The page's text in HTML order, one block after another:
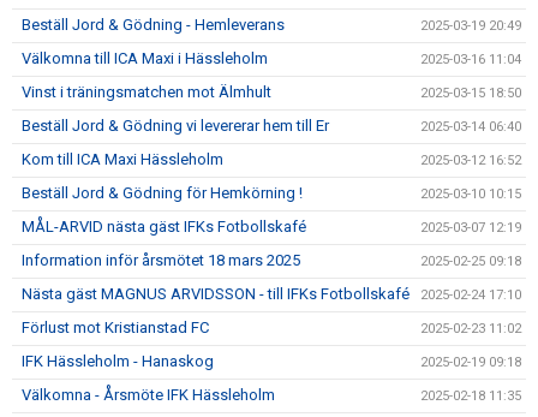
Beställ Jord & Gödning - Hemleverans 2025-03-19 20:49
Välkomna till ICA Maxi i Hässleholm 2025-03-16 11:04
Vinst i träningsmatchen mot Älmhult 2025-03-15 18:50
Beställ Jord & Gödning vi levererar hem till Er 2025-03-14 06:40
Kom till ICA Maxi Hässleholm 2025-03-12 16:52
Beställ Jord & Gödning för Hemkörning ! 2025-03-10 10:15
MÅL-ARVID nästa gäst IFKs Fotbollskafé 2025-03-07 12:19
Information inför årsmötet 18 mars 2025 2025-02-25 09:18
Nästa gäst MAGNUS ARVIDSSON - till IFKs Fotbollskafé 2025-02-24 17:10
Förlust mot Kristianstad FC 2025-02-23 11:02
IFK Hässleholm - Hanaskog 2025-02-19 09:18
Välkomna - Årsmöte IFK Hässleholm 2025-02-18 11:35